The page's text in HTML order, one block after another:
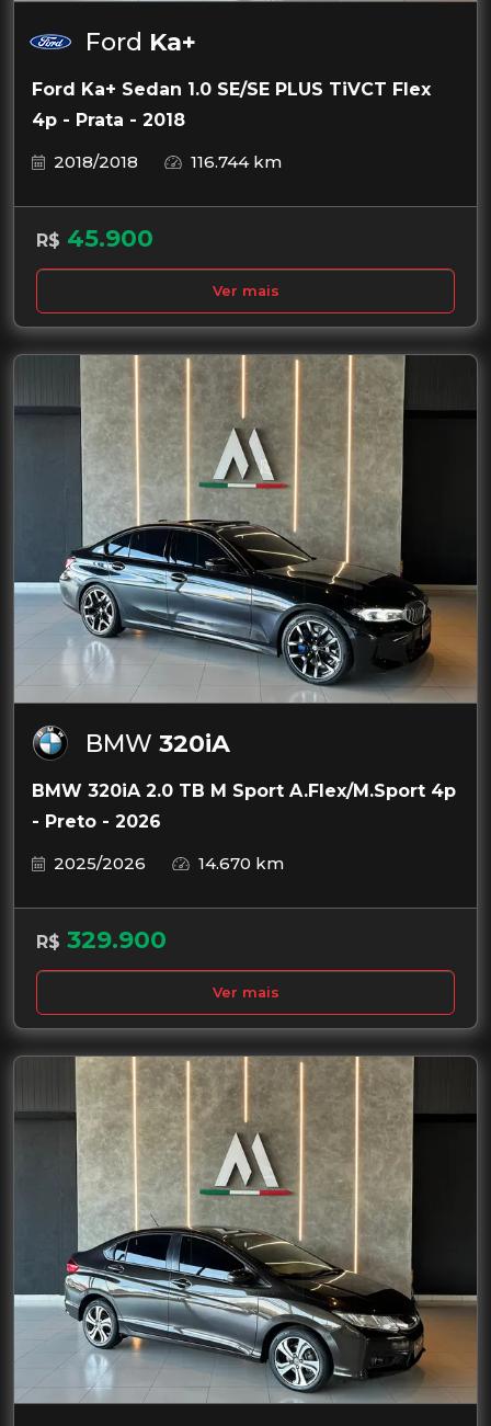
Ford Ka+
Ford Ka+ Sedan 1.0 SE/SE PLUS TiVCT Flex
4p - Prata - 2018
2018/2018
116.744 km
R$ 45.900
Ver mais
BMW 320iA
BMW 320iA 2.0 TB M Sport A.Flex/M.Sport 4p
- Preto - 2026
2025/2026
14.670 km
R$ 329.900
Ver mais